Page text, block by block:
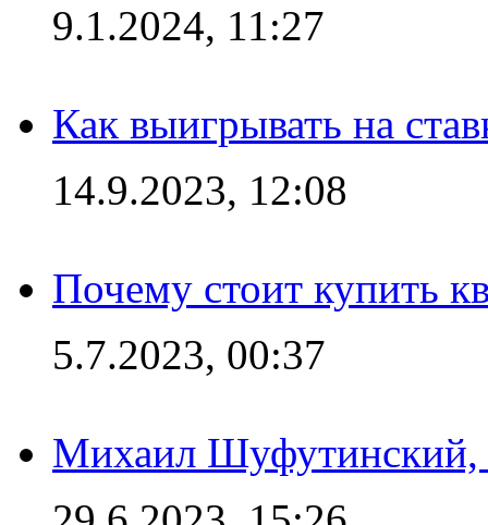
9.1.2024, 11:27
Как выигрывать на
14.9.2023, 12:08
Почему стоит купить
5.7.2023, 00:37
Михаил Шуфутинский,